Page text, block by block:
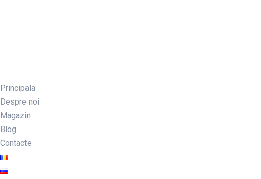
Principala
Despre noi
Magazin
Blog
Contacte